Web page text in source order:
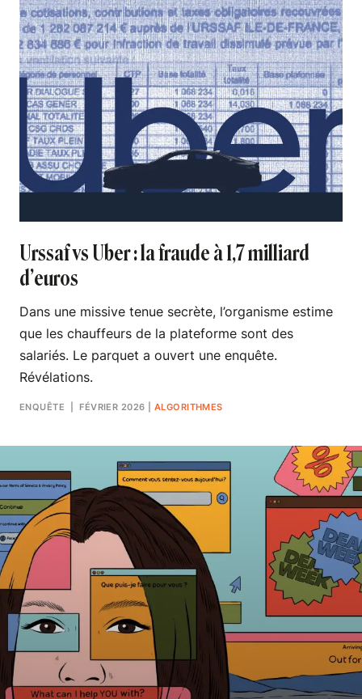
Urssaf vs Uber : la fraude à 1,7 milliard
d’euros
Dans une missive tenue secrète, l’organisme estime
que les chauffeurs de la plateforme sont des
salariés. Le parquet a ouvert une enquête.
Révélations.
ENQUÊTE | FÉVRIER 2026 ALGORITHMES